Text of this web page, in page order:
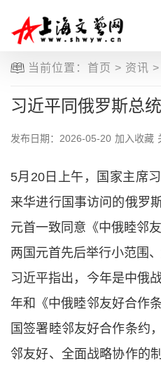
当前位置： 首页 > 资讯 >
习近平同俄罗斯总
发布日期：2026-05-20 加入收藏
5月20日上午，国家主席
来华进行国事访问的俄罗
元首一致同意《中俄睦邻
两国元首先后举行小范围
习近平指出，今年是中俄
年和《中俄睦邻友好合作
国签署睦邻友好合作条约
邻友好、全面战略协作的